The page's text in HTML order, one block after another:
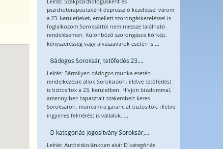
Leírás: Szakpszichológusként és
pszichoterapeutaként depresszió kezeléssel várom
a 23. kerületieket, emellett szorongáskezeléssel is
foglalkozom Soroksártól nem messze található
rendelésemen. Különböző szorongásos kórkép,
kényszeresség vagy alvászavarok esetén is ...
Bádogos Soroksár, tetőfedés 23....
Leírás: Bármilyen bádogos munka esetén
rendelkezésre állok Soroksráon, illetve tetőfedést
is biztosítok a 23. kerületben. Hívjon bizalommal,
amennyiben tapasztalt szakembert keres
Soroksáron, munkámra garanciát biztosítok, illetve
ingyenes felmérést is vállalok. ...
D kategóriás jogosítvány Soroksár,...
Leírás: Autósiskolánkban akár D kategóriás